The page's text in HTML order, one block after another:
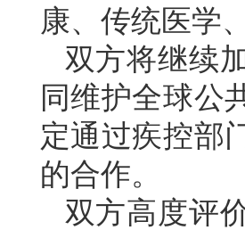
康、传统医学
双方将继续
同维护全球公
定通过疾控部
的合作。
双方高度评